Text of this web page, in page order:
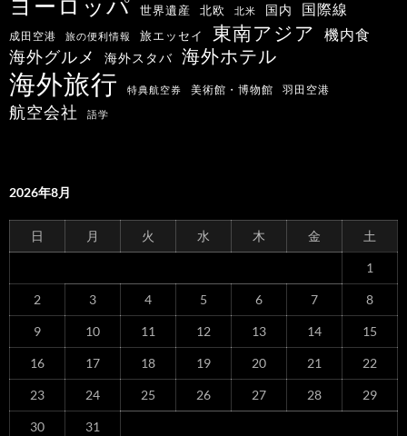
世界遺産 北欧 北米 国内 国際線
成田空港 旅の便利情報 旅エッセイ 東南アジア 機内食
海外グルメ 海外スタバ 海外ホテル
海外旅行 特典航空券 美術館・博物館 羽田空港
航空会社 語学
2026年8月
日 月 火 水 木 金 土
1
2 3 4 5 6 7 8
9 10 11 12 13 14 15
16 17 18 19 20 21 22
23 24 25 26 27 28 29
30 31